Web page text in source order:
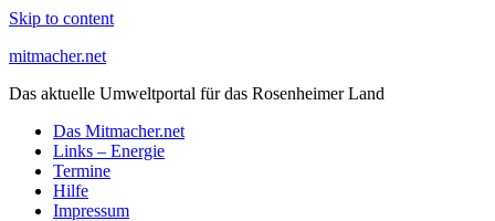
Skip to content
mitmacher.net
Das aktuelle Umweltportal für das Rosenheimer Land
Das Mitmacher.net
Links – Energie
Termine
Hilfe
Impressum